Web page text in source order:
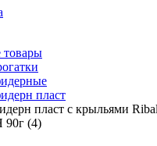
пласт
пласт с крыльями
(4)